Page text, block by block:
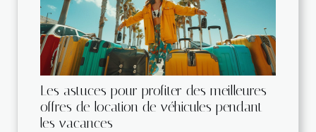
Les astuces pour profiter des meilleures
offres de location de véhicules pendant
les vacances